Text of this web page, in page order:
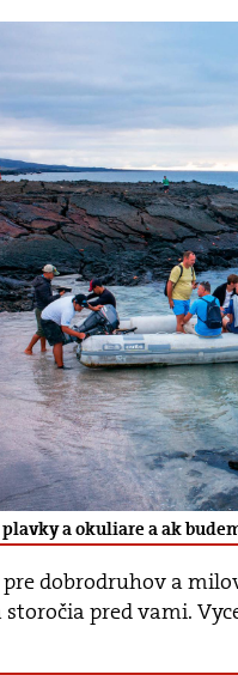
a okuliare a ak
dobrodruhov a
pred vami.